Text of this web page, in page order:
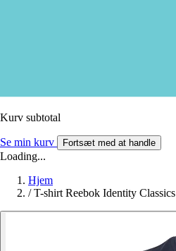
Kurv subtotal
Se min kurv Fortsæt med at handle
Loading...
Hjem
/ T-shirt Reebok Identity Classics